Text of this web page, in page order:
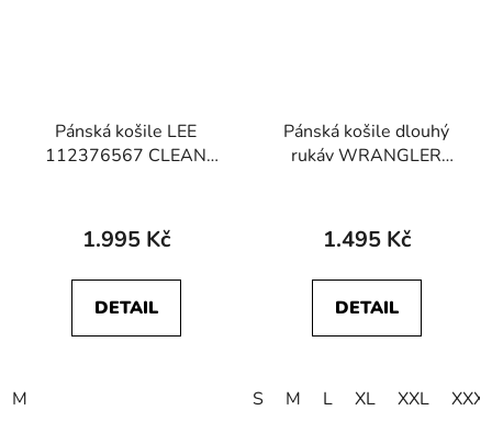
Pánská košile LEE
112376567 CLEAN
1.995 Kč
DETAIL
M
Pánská košile dlouhý
rukáv WRANGLER
1.495 Kč
DETAIL
S M L XL XXL